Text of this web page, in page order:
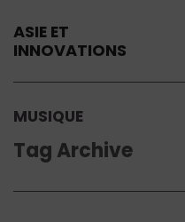
ASIE ET
INNOVATIONS
MUSIQUE
Tag Archive